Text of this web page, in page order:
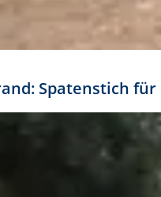
Spatenstich